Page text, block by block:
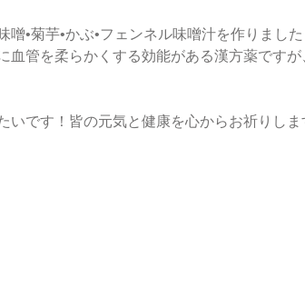
噌•菊芋•かぶ•フェンネル味噌汁を作りまし
血管を柔らかくする効能がある漢方薬です
いです！皆の元気と健康を心からお祈りしま